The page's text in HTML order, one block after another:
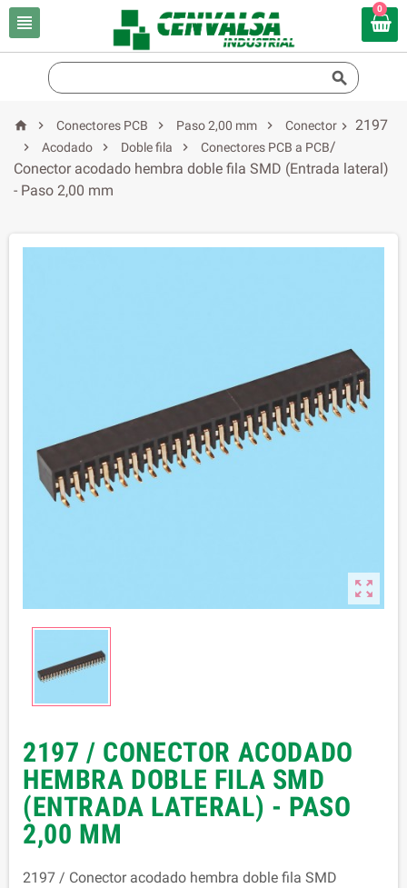

0

  Conectores PCB  Paso 2,00 mm 
Conector

Acodado  Doble fila  Conectores PCB a PCB
 2197
/
Conector acodado hembra doble fila SMD (Entrada lateral)
- Paso 2,00 mm

2197 / CONECTOR ACODADO
HEMBRA DOBLE FILA SMD
(ENTRADA LATERAL) - PASO
2,00 MM
2197 / Conector acodado hembra doble fila SMD